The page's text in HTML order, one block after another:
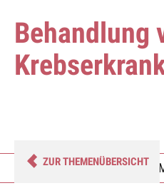
Behandlung
ZUR THEMENÜBERSICHT